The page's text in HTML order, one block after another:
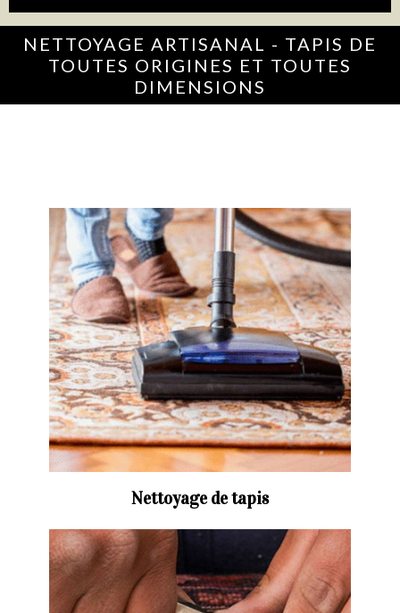
NETTOYAGE ARTISANAL - TAPIS DE
TOUTES ORIGINES ET TOUTES
DIMENSIONS
Nettoyage de tapis